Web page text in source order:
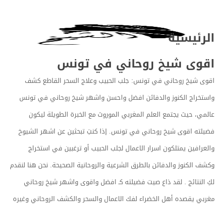
الرئيسية
اقوى شيخ روحاني في تونس
اقوى شيخ روحاني في تونس: جلب الحبيب وعلاج السحر القاطع كشف
واستخراج الكنوز والدفائن افضل واحسن واشهر شيخ روحاني في تونس
عالمي، حيث يجتمع العلم المغربي الموروث مع الخبرة الطويلة ليكون
فضيلته اقوى شيخ روحاني في تونس. إذا كنتِ تبحثين عن اشهر الشيوخ
والعرافين يمتلكون اسرار الاعمال لجلب الحبيب أو ترغبين في استخراج
وكشف الكنوز والدفائن بالطرق الشرعية والروحانية الصحيحة. نحن هنا لنقدم
لكِ النتائج . لقد ذاع صيت فضيلته كـ افضل واقوى واشهر شيخ روحاني
مغربي يقصده أهل الخضراء لفك الاعمال والسحر والكشف الروحاني وغيره